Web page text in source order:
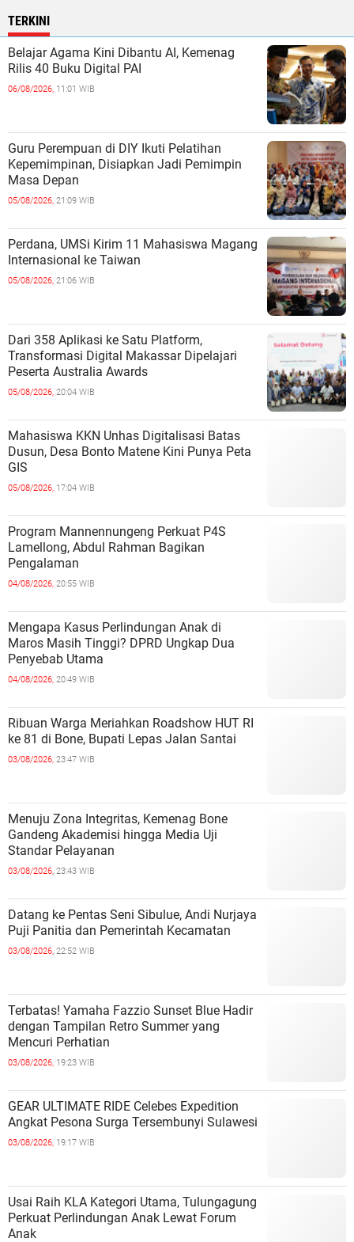
TERKINI
Belajar Agama Kini Dibantu AI, Kemenag
Rilis 40 Buku Digital PAI
06/08/2026, 11:01 WIB
Guru Perempuan di DIY Ikuti Pelatihan
Kepemimpinan, Disiapkan Jadi Pemimpin
Masa Depan
05/08/2026, 21:09 WIB
Perdana, UMSi Kirim 11 Mahasiswa Magang
Internasional ke Taiwan
05/08/2026, 21:06 WIB
Dari 358 Aplikasi ke Satu Platform,
Transformasi Digital Makassar Dipelajari
Peserta Australia Awards
05/08/2026, 20:04 WIB
Mahasiswa KKN Unhas Digitalisasi Batas
Dusun, Desa Bonto Matene Kini Punya Peta
GIS
05/08/2026, 17:04 WIB
Program Mannennungeng Perkuat P4S
Lamellong, Abdul Rahman Bagikan
Pengalaman
04/08/2026, 20:55 WIB
Mengapa Kasus Perlindungan Anak di
Maros Masih Tinggi? DPRD Ungkap Dua
Penyebab Utama
04/08/2026, 20:49 WIB
Ribuan Warga Meriahkan Roadshow HUT RI
ke 81 di Bone, Bupati Lepas Jalan Santai
03/08/2026, 23:47 WIB
Menuju Zona Integritas, Kemenag Bone
Gandeng Akademisi hingga Media Uji
Standar Pelayanan
03/08/2026, 23:43 WIB
Datang ke Pentas Seni Sibulue, Andi Nurjaya
Puji Panitia dan Pemerintah Kecamatan
03/08/2026, 22:52 WIB
Terbatas! Yamaha Fazzio Sunset Blue Hadir
dengan Tampilan Retro Summer yang
Mencuri Perhatian
03/08/2026, 19:23 WIB
GEAR ULTIMATE RIDE Celebes Expedition
Angkat Pesona Surga Tersembunyi Sulawesi
03/08/2026, 19:17 WIB
Usai Raih KLA Kategori Utama, Tulungagung
Perkuat Perlindungan Anak Lewat Forum
Anak